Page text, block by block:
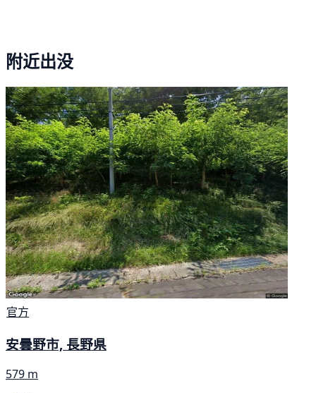
附近出没
官方
安曇野市, 長野県
579 m